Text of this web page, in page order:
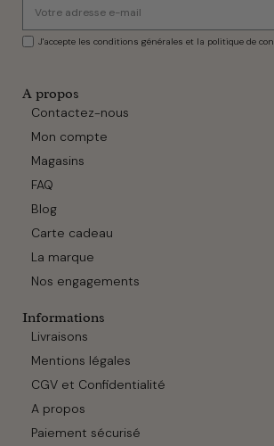
J'accepte les conditions générales et la politique de
A propos
Contactez-nous
Mon compte
Magasins
FAQ
Blog
Carte cadeau
La marque
Nos engagements
Informations
Livraisons
Mentions légales
CGV et Confidentialité
A propos
Paiement sécurisé